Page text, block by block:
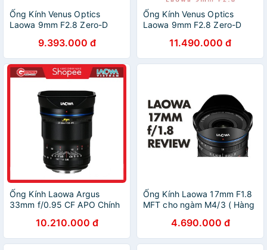
Ống Kính Venus Optics
Laowa 9mm F2.8 Zero-D
Fujifilm, Sony E, M4/3,
Canon EOS-M và Drone DJI
DL
9.393.000 đ
Ống Kính Venus Optics
Laowa 9mm F2.8 Zero-D
Fujifilm Sony E, M4/3, Canon
EOS-M, Leica L, DJI DL
11.490.000 đ
Ống Kính Laowa Argus
33mm f/0.95 CF APO Chính
10.210.000 đ
Ống Kính Laowa 17mm F1.8
MFT cho ngàm M4/3 ( Hàng
4.690.000 đ